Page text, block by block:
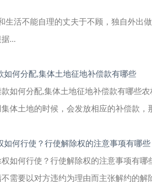
生活不能自理的丈夫于不顾，独自外出
...
如何分配,集体土地征地补偿款有哪些
如何分配,集体土地征地补偿款有哪些
体土地的时候，会发放相应的补偿款，
如何行使？行使解除权的注意事项有哪些
如何行使？行使解除权的注意事项有
需要以对方违约为理由而主张解约的